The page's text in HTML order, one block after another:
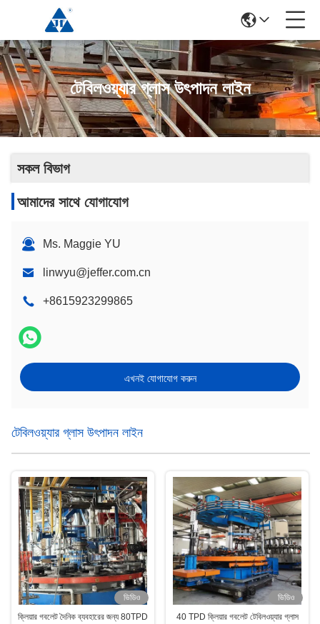
টেবিলওয়্যার গ্লাস উৎপাদন লাইন
সকল বিভাগ
আমাদের সাথে যোগাযোগ
Ms. Maggie YU
linwyu@jeffer.com.cn
+8615923299865
এখনই যোগাযোগ করুন
টেবিলওয়্যার গ্লাস উৎপাদন লাইন
ভিডিও
ক্লিয়ার গবলেট দৈনিক ব্যবহারের জন্য 80TPD
ভিডিও
40 TPD ক্লিয়ার গবলেট টেবিলওয়্যার গ্লাস